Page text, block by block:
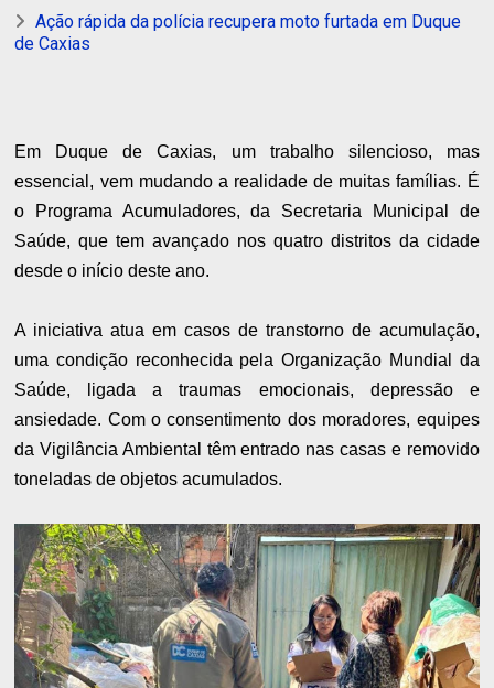
Ação rápida da polícia recupera moto furtada em Duque
de Caxias
Em Duque de Caxias, um trabalho silencioso, mas
essencial, vem mudando a realidade de muitas famílias. É
o Programa Acumuladores, da Secretaria Municipal de
Saúde, que tem avançado nos quatro distritos da cidade
desde o início deste ano.
A iniciativa atua em casos de transtorno de acumulação,
uma condição reconhecida pela Organização Mundial da
Saúde, ligada a traumas emocionais, depressão e
ansiedade. Com o consentimento dos moradores, equipes
da Vigilância Ambiental têm entrado nas casas e removido
toneladas de objetos acumulados.